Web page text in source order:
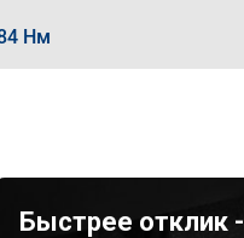
Нм
Быстрее отклик -